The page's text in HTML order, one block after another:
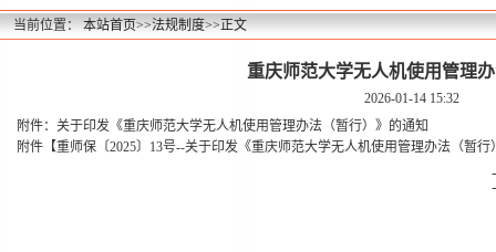
当前位置：本站首页>>法规制度>>正文
重庆师范大学无人机使用管理
2026-01-14 15:32
附件：关于印发《重庆师范大学无人机使用管理办法（暂行）》的通知
附件【重师保〔2025〕13号--关于印发《重庆师范大学无人机使用管理办法（暂行